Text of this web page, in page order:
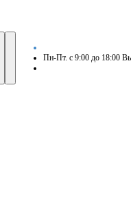
Пн-Пт. с 9:00 до 18:00